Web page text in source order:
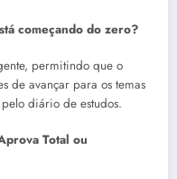
começando do zero?
permitindo que o
de avançar para os temas
diário de estudos.
Total ou